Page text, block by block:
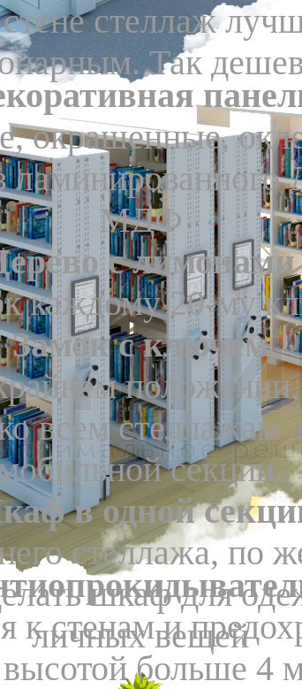
стеллаж
Так
окрашенные,
МДФ
с лимонами
каждому 20-му
Замок с ключем
всем стеллажам
секции.
в одной
стеллажа, по
шкаф для
личных вещей
к стенам и
больше 4